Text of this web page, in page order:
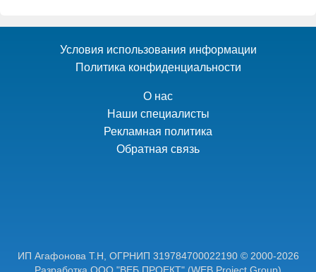
Условия использования информации
Политика конфиденциальности
О нас
Наши специалисты
Рекламная политика
Обратная связь
ИП Агафонова Т.Н, ОГРНИП 319784700022190 © 2000-2026